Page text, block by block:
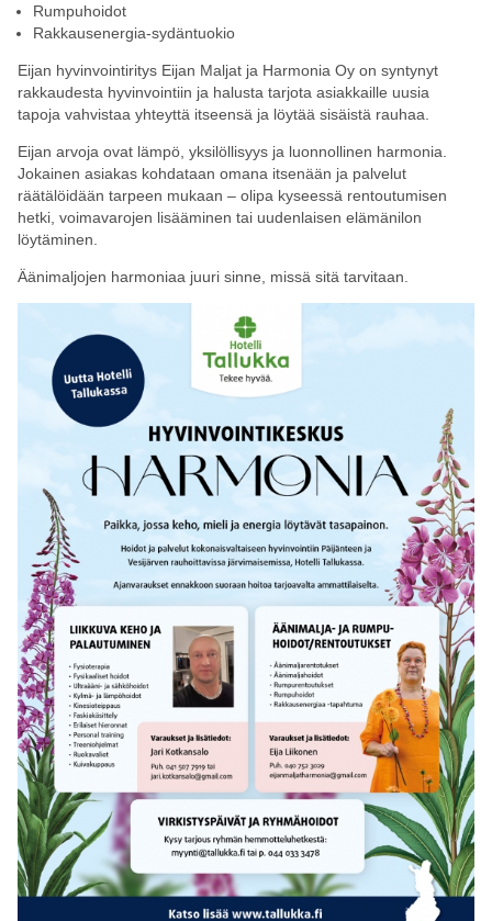
Rumpuhoidot
Rakkausenergia-sydäntuokio
Eijan hyvinvointiritys Eijan Maljat ja Harmonia Oy on syntynyt
rakkaudesta hyvinvointiin ja halusta tarjota asiakkaille uusia
tapoja vahvistaa yhteyttä itseensä ja löytää sisäistä rauhaa.
Eijan arvoja ovat lämpö, yksilöllisyys ja luonnollinen harmonia.
Jokainen asiakas kohdataan omana itsenään ja palvelut
räätälöidään tarpeen mukaan – olipa kyseessä rentoutumisen
hetki, voimavarojen lisääminen tai uudenlaisen elämänilon
löytäminen.
Äänimaljojen harmoniaa juuri sinne, missä sitä tarvitaan.